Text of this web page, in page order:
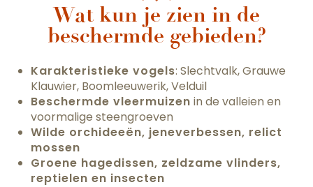
Wat kun je zien in de
beschermde gebieden?
Karakteristieke vogels: Slechtvalk, Grauwe
Klauwier, Boomleeuwerik, Velduil
Beschermde vleermuizen in de valleien en
voormalige steengroeven
Wilde orchideeën, jeneverbessen, relict
mossen
Groene hagedissen, zeldzame vlinders,
reptielen en insecten